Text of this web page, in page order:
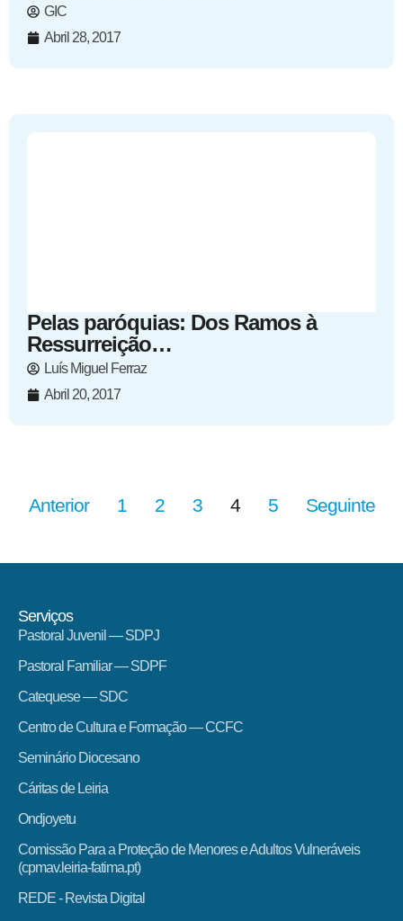
GIC
Abril 28, 2017
Pelas paróquias: Dos Ramos à
Ressurreição…
Luís Miguel Ferraz
Abril 20, 2017
Anterior 1 2 3 4 5 Seguinte
Serviços
Pastoral Juvenil — SDPJ
Pastoral Familiar — SDPF
Catequese — SDC
Centro de Cultura e Formação — CCFC
Seminário Diocesano
Cáritas de Leiria
Ondjoyetu
Comissão Para a Proteção de Menores e Adultos Vulneráveis
(cpmav.leiria-fatima.pt)
REDE - Revista Digital